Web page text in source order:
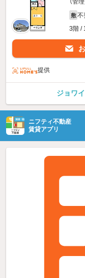
（管
敷 不
3階 /
提供
ジョワ
ニフティ不動産
賃貸アプリ